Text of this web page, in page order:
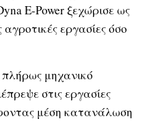
E-Power ξεχώρισε ως
αγροτικές εργασίες όσο
μηχανικό
στις εργασίες
μέση κατανάλωση